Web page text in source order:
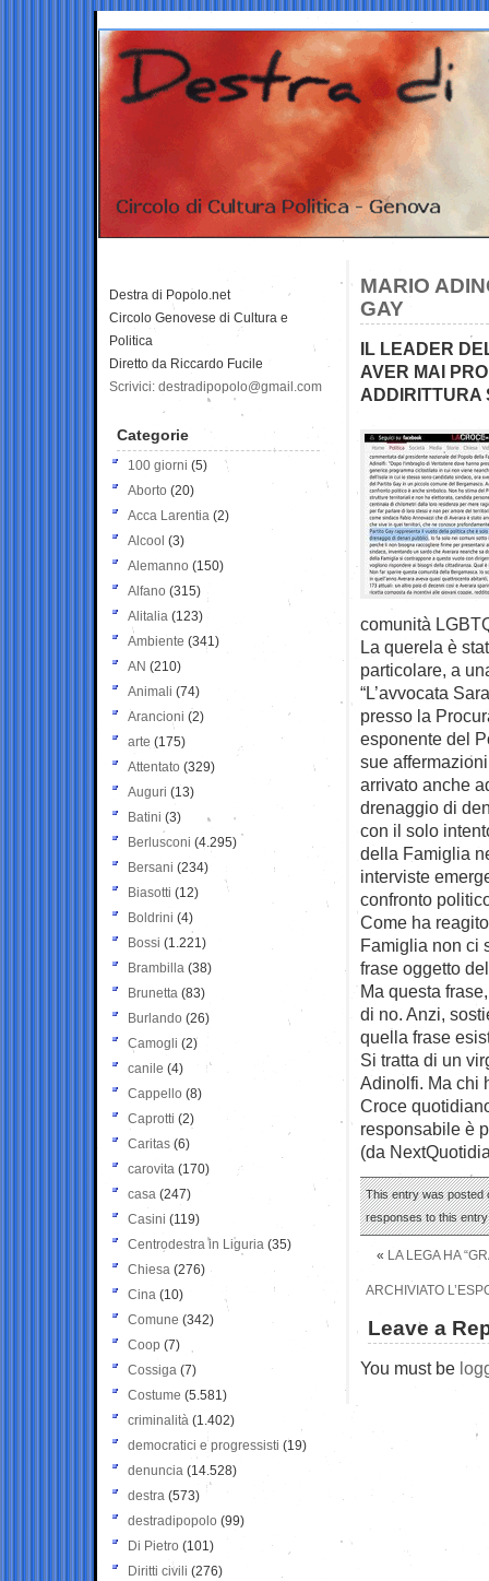
MARIO
GAY
IL LEADER
AVER MAI
ADDIRITTURA
comunità
La querela è
particolare, a
“L’avvocata
presso la
esponente del
sue
arrivato anche
drenaggio di
con il solo
della Famiglia
interviste
confronto
Come ha
Famiglia non ci
frase oggetto
Ma questa
di no. Anzi,
quella frase
Si tratta di un
Adinolfi. Ma chi
Croce
responsabile è
(da
This entry was posted
responses to this
« LA LEGA HA
ARCHIVIATO
Leave a
You must be
Destra di Popolo.net
Circolo Genovese di Cultura e
Politica
Diretto da Riccardo Fucile
Scrivici: destradipopolo@gmail.com
Categorie
100 giorni (5)
Aborto (20)
Acca Larentia (2)
Alcool (3)
Alemanno (150)
Alfano (315)
Alitalia (123)
Ambiente (341)
AN (210)
Animali (74)
Arancioni (2)
arte (175)
Attentato (329)
Auguri (13)
Batini (3)
Berlusconi (4.295)
Bersani (234)
Biasotti (12)
Boldrini (4)
Bossi (1.221)
Brambilla (38)
Brunetta (83)
Burlando (26)
Camogli (2)
canile (4)
Cappello (8)
Caprotti (2)
Caritas (6)
carovita (170)
casa (247)
Casini (119)
Centrodestra in Liguria (35)
Chiesa (276)
Cina (10)
Comune (342)
Coop (7)
Cossiga (7)
Costume (5.581)
criminalità (1.402)
democratici e progressisti (19)
denuncia (14.528)
destra (573)
destradipopolo (99)
Di Pietro (101)
Diritti civili (276)